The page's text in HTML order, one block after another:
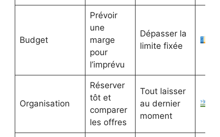
Budget
Prévoir
une
marge
pour
l’imprévu
Dépasser la
limite fixée
Organisation
Réserver
tôt et
comparer
les offres
Tout laisser
au dernier
moment